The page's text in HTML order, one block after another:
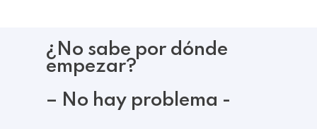
¿No sabe por dónde
empezar?
– No hay problema -